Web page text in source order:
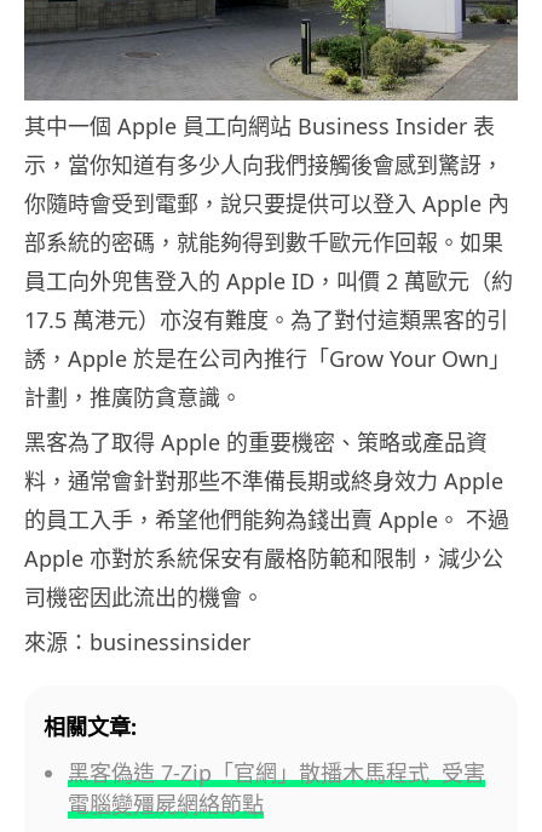
其中一個 Apple 員工向網站 Business Insider 表
示，當你知道有多少人向我們接觸後會感到驚訝，
你隨時會受到電郵，說只要提供可以登入 Apple 內
部系統的密碼，就能夠得到數千歐元作回報。如果
員工向外兜售登入的 Apple ID，叫價 2 萬歐元（約
17.5 萬港元）亦沒有難度。為了對付這類黑客的引
誘，Apple 於是在公司內推行「Grow Your Own」
計劃，推廣防貪意識。
黑客為了取得 Apple 的重要機密、策略或產品資
料，通常會針對那些不準備長期或終身效力 Apple
的員工入手，希望他們能夠為錢出賣 Apple。 不過
Apple 亦對於系統保安有嚴格防範和限制，減少公
司機密因此流出的機會。
來源：businessinsider
相關文章:
黑客偽造 7-Zip「官網」散播木馬程式 受害
電腦變殭屍網絡節點